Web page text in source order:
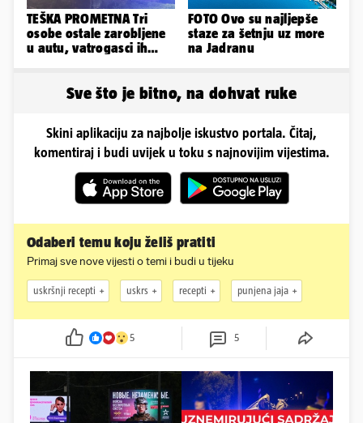
TEŠKA PROMETNA Tri
osobe ostale zarobljene
u autu, vatrogasci ih
FOTO Ovo su najljepše
staze za šetnju uz more
na Jadranu
Sve što je bitno, na dohvat ruke
Skini aplikaciju za najbolje iskustvo portala. Čitaj,
komentiraj i budi uvijek u toku s najnovijim vijestima.
Odaberi temu koju želiš pratiti
Primaj sve nove vijesti o temi i budi u tijeku
uskršnji recepti uskrs recepti punjena jaja
5 5